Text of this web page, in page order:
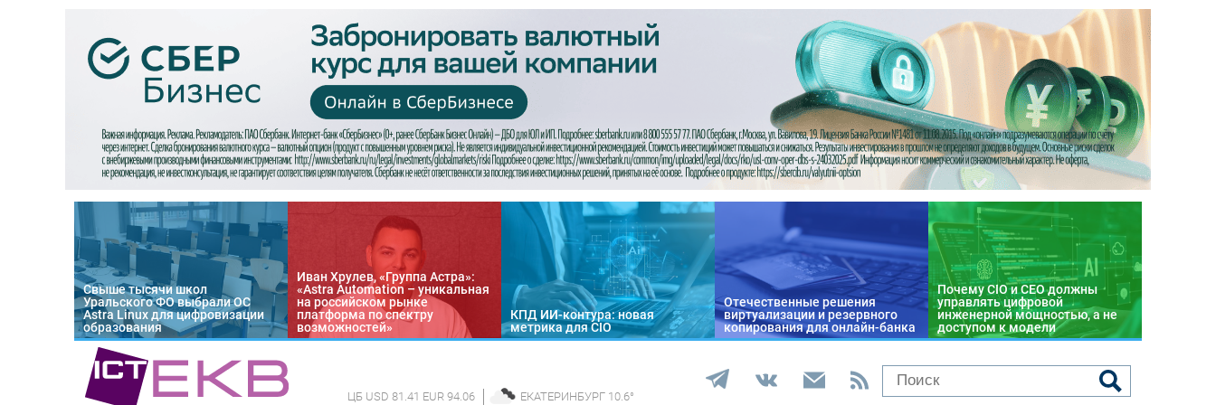
Свыше тысячи школ
Уральского ФО выбрали ОС
Astra Linux для цифровизации
образования
Иван Хрулев, «Группа Астра»:
«Astra Automation – уникальная
на российском рынке
платформа по спектру
возможностей»
КПД ИИ-контура: новая
метрика для CIO
Отечественные решения
виртуализации и резервного
копирования для онлайн-банка
Почему CIO и CEO должны
управлять цифровой
инженерной мощностью, а не
доступом к модели
ЦБ USD 81.41 EUR 94.06 ЕКАТЕРИНБУРГ 10.6°